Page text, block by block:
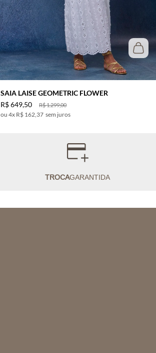
SAIA LAISE GEOMETRIC FLOWER
R$1.299,00
R$649,50
4x R$ 162,37 sem juros
TROCAGARANTIDA